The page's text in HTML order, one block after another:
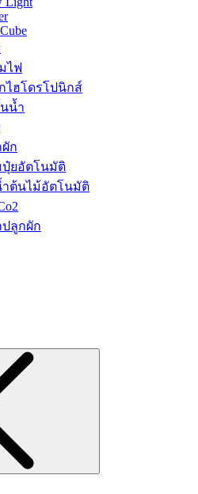
ไฟ
ไฮโดรโปนิกส์
น้ำ
ผัก
ปุ๋ยอัตโนมัติ
ำต้นไม้อัตโนมัติ
ปลูกผัก